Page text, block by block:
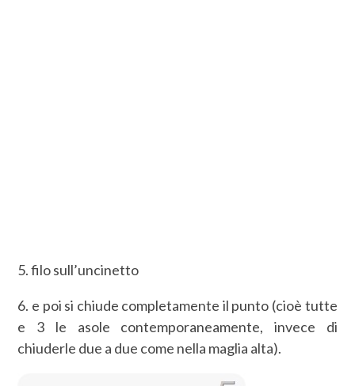
5. filo sull’uncinetto
6. e poi si chiude completamente il punto (cioè tutte
e 3 le asole contemporaneamente, invece di
chiuderle due a due come nella maglia alta).